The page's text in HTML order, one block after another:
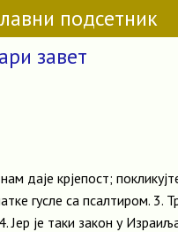
подсетник
завет
даје крјепост;
гусле са псалтиром. 3.
Јер је таки закон у